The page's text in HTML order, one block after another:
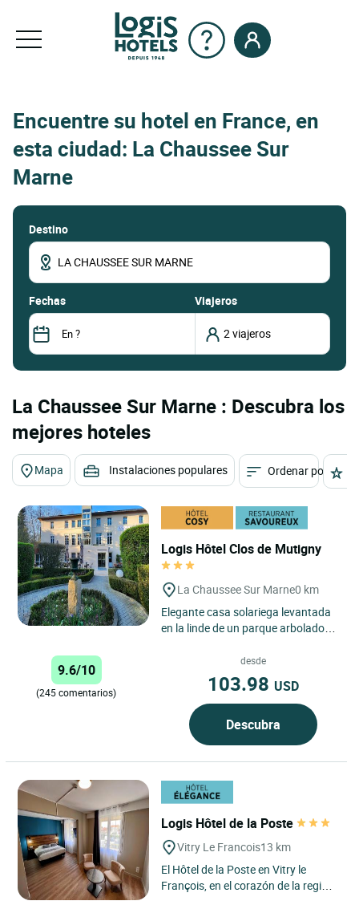
Encuentre su hotel en France, en
esta ciudad: La Chaussee Sur
Marne
Destino
fechas Viajeros
La Chaussee Sur Marne : Descubra los
mejores hoteles
Mapa Instalaciones populares Ordenar por
Logis Hôtel Clos de Mutigny
La Chaussee Sur Marne0 km
Elegante casa solariega levantada
en la linde de un parque arbolado
propiedad perteneció en otros...
9.6/10
(245 comentarios)
desde
103.98 USD
Descubra
Logis Hôtel de la Poste
Vitry Le Francois13 km
El Hôtel de la Poste en Vitry le
François, en el corazón de la región